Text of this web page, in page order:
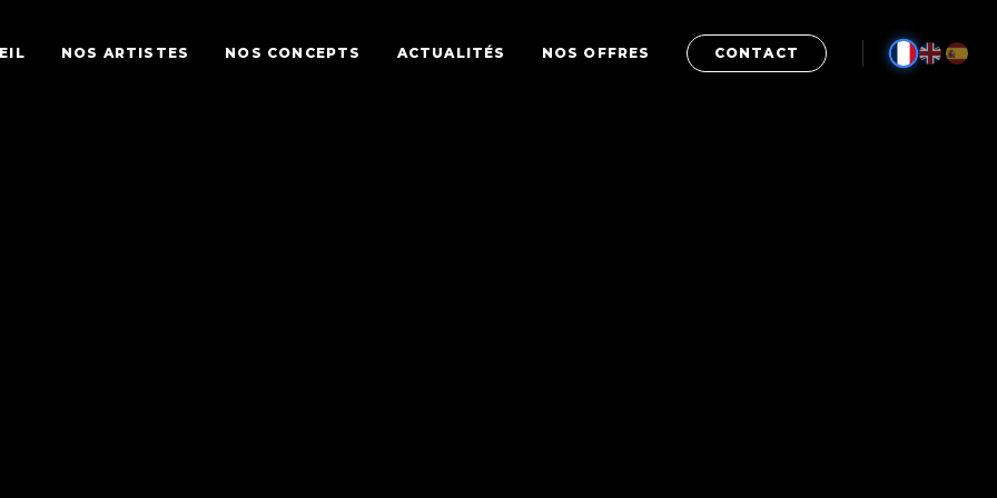
NOS ARTISTES NOS CONCEPTS ACTUALITÉS NOS OFFRES CONTACT